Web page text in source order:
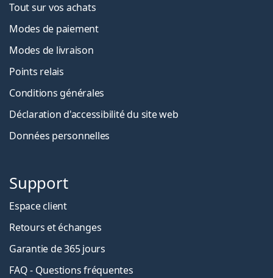
Tout sur vos achats
Modes de paiement
Modes de livraison
Points relais
Conditions générales
Déclaration d'accessibilité du site web
Données personnelles
Support
Espace client
Retours et échanges
Garantie de 365 jours
FAQ - Questions fréquentes